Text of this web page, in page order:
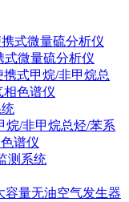
式微量硫分析仪
式微量硫分析仪
携式甲烷/非甲烷总
相色谱仪
烷/非甲烷总烃/苯系
谱仪
测系统
容量无油空气发生器